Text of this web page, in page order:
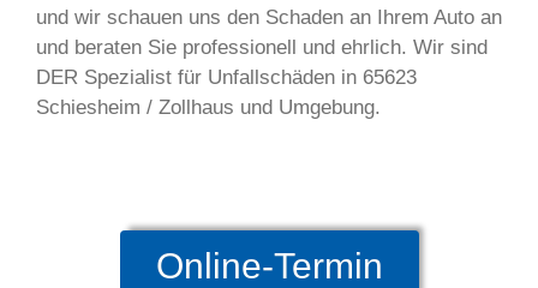
und wir schauen uns den Schaden an Ihrem Auto an
und beraten Sie professionell und ehrlich. Wir sind
DER Spezialist für Unfallschäden in 65623
Schiesheim / Zollhaus und Umgebung.
Online-Termin